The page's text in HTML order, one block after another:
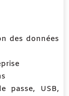
des données
passe, USB,